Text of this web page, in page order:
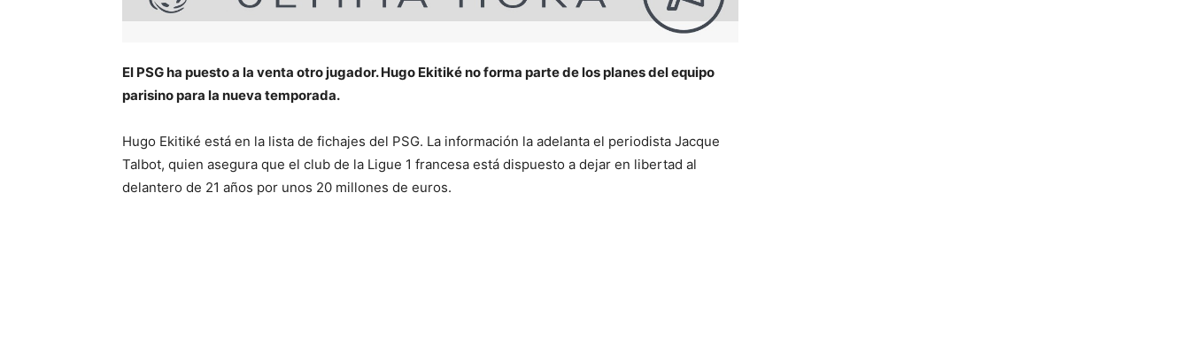
El PSG ha puesto a la venta otro jugador. Hugo Ekitiké no forma parte de los planes del equipo
parisino para la nueva temporada.
Hugo Ekitiké está en la lista de fichajes del PSG. La información la adelanta el periodista Jacque
Talbot, quien asegura que el club de la Ligue 1 francesa está dispuesto a dejar en libertad al
delantero de 21 años por unos 20 millones de euros.